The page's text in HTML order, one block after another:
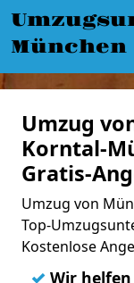
München
Umzug
Korntal-
Gratis-
Umzug von
Top-
Kostenlose
✓ Wir